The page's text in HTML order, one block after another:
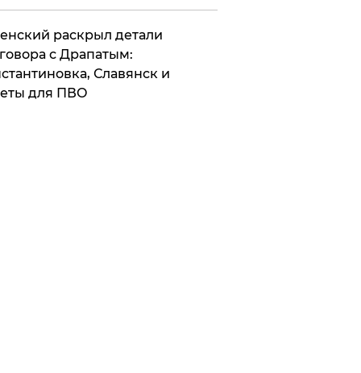
раскрыл детали
с Драпатым:
Славянск и
для ПВО